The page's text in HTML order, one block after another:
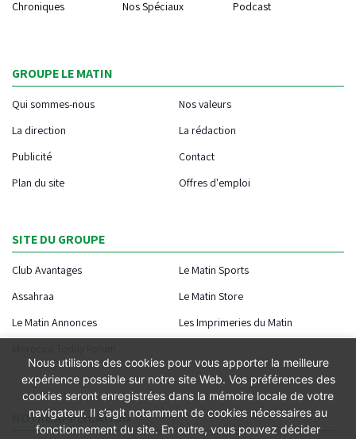
Chroniques
Nos Spéciaux Podcast
GROUPE LE MATIN
Qui sommes-nous
Nos valeurs
La direction
La rédaction
Publicité
Contact
Plan du site
Offres d'emploi
SITE DU GROUPE
Club Avantages
Le Matin Sports
Assahraa
Le Matin Store
Le Matin Annonces
Les Imprimeries du Matin
NOTRE APPLICATION
Nous utilisons des cookies pour vous apporter la meilleure
expérience possible sur notre site Web. Vos préférences des
cookies seront enregistrées dans la mémoire locale de votre
navigateur. Il s’agit notamment de cookies nécessaires au
fonctionnement du site. En outre, vous pouvez décider